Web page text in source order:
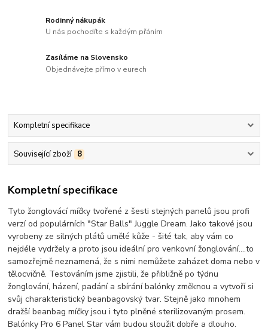
Rodinný nákupák
U nás pochodíte s každým přáním
Zasíláme na Slovensko
Objednávejte přímo v eurech
Kompletní specifikace
Související zboží 8
Kompletní specifikace
Tyto žonglovácí míčky tvořené z šesti stejných panelů jsou profi
verzí od populárních "Star Balls" Juggle Dream. Jako takové jsou
vyrobeny ze silných plátů umělé kůže - šité tak, aby vám co
nejdéle vydržely a proto jsou ideální pro venkovní žonglování....to
samozřejmě neznamená, že s nimi nemůžete zaházet doma nebo v
tělocvičně. Testováním jsme zjistili, že přibližně po týdnu
žonglování, házení, padání a sbírání balónky změknou a vytvoří si
svůj charakteristický beanbagovský tvar. Stejně jako mnohem
dražší beanbag míčky jsou i tyto plněné sterilizovaným prosem.
Balónky Pro 6 Panel Star vám budou sloužit dobře a dlouho.